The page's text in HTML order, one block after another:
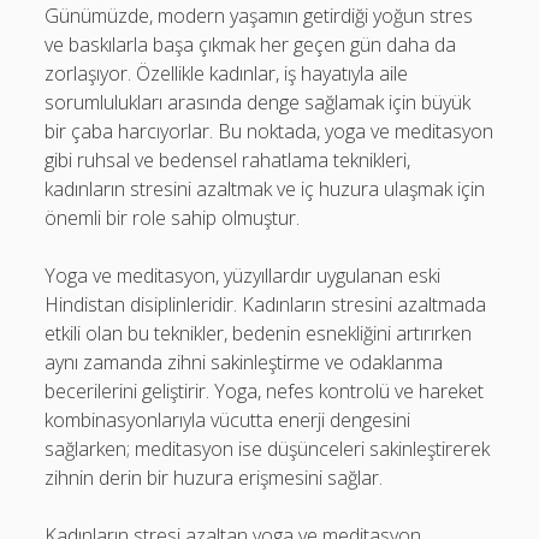
Günümüzde, modern yaşamın getirdiği yoğun stres
ve baskılarla başa çıkmak her geçen gün daha da
zorlaşıyor. Özellikle kadınlar, iş hayatıyla aile
sorumlulukları arasında denge sağlamak için büyük
bir çaba harcıyorlar. Bu noktada, yoga ve meditasyon
gibi ruhsal ve bedensel rahatlama teknikleri,
kadınların stresini azaltmak ve iç huzura ulaşmak için
önemli bir role sahip olmuştur.
Yoga ve meditasyon, yüzyıllardır uygulanan eski
Hindistan disiplinleridir. Kadınların stresini azaltmada
etkili olan bu teknikler, bedenin esnekliğini artırırken
aynı zamanda zihni sakinleştirme ve odaklanma
becerilerini geliştirir. Yoga, nefes kontrolü ve hareket
kombinasyonlarıyla vücutta enerji dengesini
sağlarken; meditasyon ise düşünceleri sakinleştirerek
zihnin derin bir huzura erişmesini sağlar.